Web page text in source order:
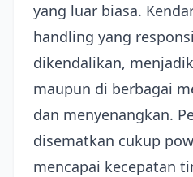
yang luar biasa.
handling yang
dikendalikan,
maupun di berbagai
dan menyenangkan.
disematkan cukup
mencapai kecepatan